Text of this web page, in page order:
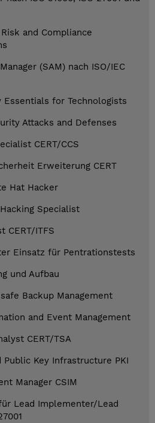
and Compliance
(SAM) nach ISO/IEC
Essentials for Technologists
Attacks and Defenses
CERT/CCS
Erweiterung CERT
Hat Hacker
Specialist
CERT/ITFS
Einsatz für Pentrationstests
und Aufbau
Backup Management
and Event Management
CERT/TSA
Key Infrastructure PKI
Manager CSIM
Lead Implementer/Lead